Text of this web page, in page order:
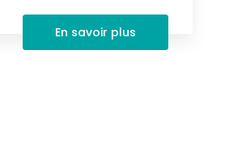
En savoir plus